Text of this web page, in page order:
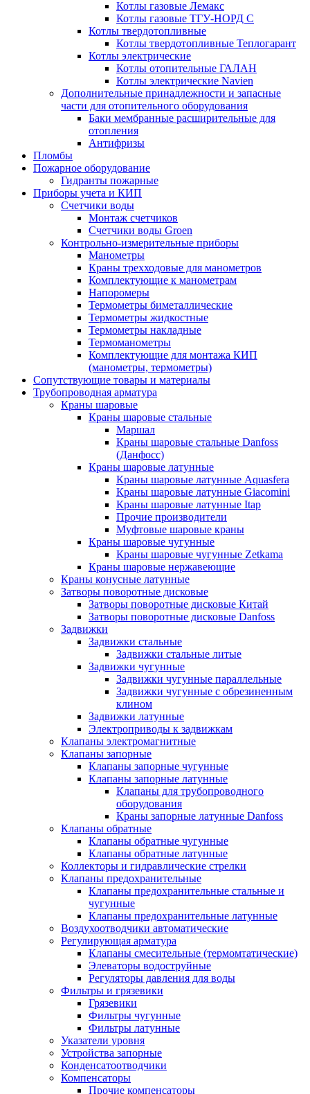
Котлы газовые Лемакс
Котлы газовые ТГУ-НОРД С
Котлы твердотопливные
Котлы твердотопливные Теплогарант
Котлы электрические
Котлы отопительные ГАЛАН
Котлы электрические Navien
Дополнительные принадлежности и запасные
части для отопительного оборудования
Баки мембранные расширительные для
отопления
Антифризы
Пломбы
Пожарное оборудование
Гидранты пожарные
Приборы учета и КИП
Счетчики воды
Монтаж счетчиков
Счетчики воды Groen
Контрольно-измерительные приборы
Манометры
Краны трехходовые для манометров
Комплектующие к манометрам
Напоромеры
Термометры биметаллические
Термометры жидкостные
Термометры накладные
Термоманометры
Комплектующие для монтажа КИП
(манометры, термометры)
Сопутствующие товары и материалы
Трубопроводная арматура
Краны шаровые
Краны шаровые стальные
Маршал
Краны шаровые стальные Danfoss
(Данфосс)
Краны шаровые латунные
Краны шаровые латунные Aquasfera
Краны шаровые латунные Giacomini
Краны шаровые латунные Itap
Прочие производители
Муфтовые шаровые краны
Краны шаровые чугунные
Краны шаровые чугунные Zetkama
Краны шаровые нержавеющие
Краны конусные латунные
Затворы поворотные дисковые
Затворы поворотные дисковые Китай
Затворы поворотные дисковые Danfoss
Задвижки
Задвижки стальные
Задвижки стальные литые
Задвижки чугунные
Задвижки чугунные параллельные
Задвижки чугунные с обрезиненным
клином
Задвижки латунные
Электроприводы к задвижкам
Клапаны электромагнитные
Клапаны запорные
Клапаны запорные чугунные
Клапаны запорные латунные
Клапаны для трубопроводного
оборудования
Краны запорные латунные Danfoss
Клапаны обратные
Клапаны обратные чугунные
Клапаны обратные латунные
Коллекторы и гидравлические стрелки
Клапаны предохранительные
Клапаны предохранительные стальные и
чугунные
Клапаны предохранительные латунные
Воздухоотводчики автоматические
Регулирующая арматура
Клапаны смесительные (термомтатические)
Элеваторы водоструйные
Регуляторы давления для воды
Фильтры и грязевики
Грязевики
Фильтры чугунные
Фильтры латунные
Указатели уровня
Устройства запорные
Конденсатоотводчики
Компенсаторы
Прочие компенсаторы